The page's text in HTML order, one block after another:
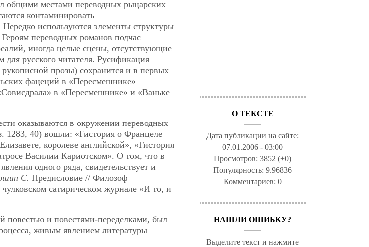
общими местами переводных рыцарских
контаминировать
используются элементы структуры
переводных романов подчас
иногда целые сцены, отсутствующие
русского читателя. Русификация
прозы) сохранится и в первых
фацеций в «Пересмешнике»
в «Пересмешнике» и «Ваньке
оказываются в окружении переводных
1283, 40) вошли: «Гистория о Францеле
королеве английской», «Гистория
Василии Кариотском». О том, что в
одного ряда, свидетельствует и
С. Предисловие // Филозоф
сатирическом журнале «И то, и
повестью и повестями-переделками, был
живым явлением литературы
О ТЕКСТЕ
Дата публикации на сайте:
07.01.2006 - 03:00
Просмотров:3852 (+0)
Популярность:9.96836
Комментариев: 0
НАШЛИ ОШИБКУ?
Выделите текст и нажмите